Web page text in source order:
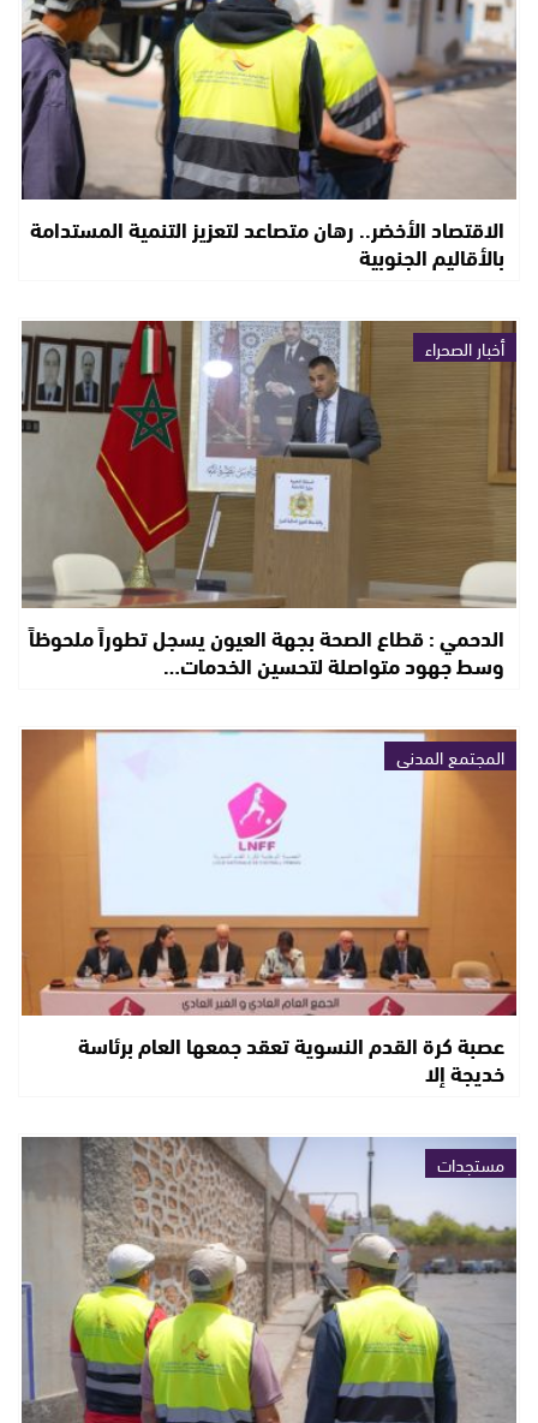
الاقتصاد الأخضر.. رهان متصاعد لتعزيز التنمية المستدامة
بالأقاليم الجنوبية
أخبار الصحراء
الدحمي : قطاع الصحة بجهة العيون يسجل تطوراً ملحوظاً
وسط جهود متواصلة لتحسين الخدمات…
المجتمع المدني
عصبة كرة القدم النسوية تعقد جمعها العام برئاسة
خديجة إلا
مستجدات